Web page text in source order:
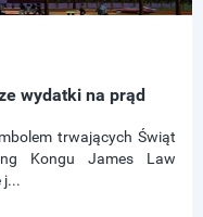
wydatki na prąd
trwających Świąt
Kongu James Law
j...